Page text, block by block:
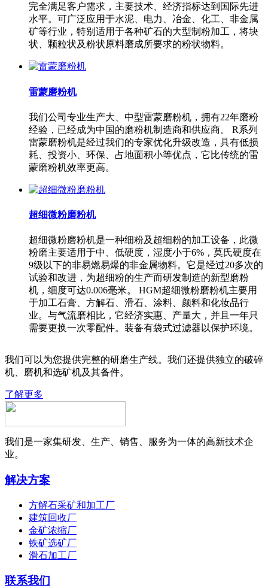
完全满足客户需求，主要技术、经济指标达到国际先进
水平。可广泛应用于水泥、电力、冶金、化工、非金属
矿等行业，特别适用于各种矿石的大型制粉加工，将块
状、颗粒状及粉状原料磨成所要求的粉状物料。
雷蒙磨粉机
我们公司专业生产大、中型雷蒙磨粉机，拥有22年磨粉
经验，已经成为中国的磨粉机制造商和供应商。 R系列
雷蒙磨粉机是经过我们的专家优化升级改造，具有低损
耗、投资小、环保、占地面积小等优点，它比传统的雷
蒙磨粉机效率更高。
超细微粉磨粉机
超细微粉磨粉机是一种细粉及超细粉的加工设备，此微
粉磨主要适用于中、低硬度，湿度小于6%，莫氏硬度在
9级以下的非易燃易爆的非金属物料。它是经过20多次的
试验和改进，为超细粉的生产而研发制造的新型磨粉
机，细度可达0.006毫米。 HGM超细微粉磨粉机主要用
于加工石膏、方解石、滑石、涂料、颜料和化妆品行
业。与气流磨相比，它经济实惠、产量大，并且一年只
需要更换一次零配件。装备有袋式过滤器以保护环境。
我们可以为您提供完整的研磨生产线。我们还提供独立的破碎
机、磨机和选矿机及其备件。
了解更多
我们是一家集研发、生产、销售、服务为一体的高新技术企
业。
解决方案
方解石采矿和加工厂
建筑回收厂
金矿浓缩厂
铁矿选矿厂
滑石加工厂
联系我们